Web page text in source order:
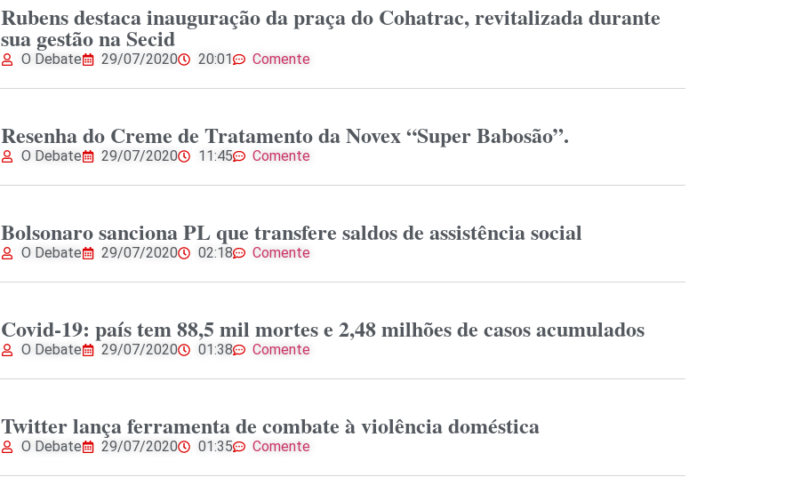
Rubens destaca inauguração da praça do Cohatrac, revitalizada durante
sua gestão na Secid
O Debate 29/07/2020 20:01 Comente
Resenha do Creme de Tratamento da Novex “Super Babosão”.
O Debate 29/07/2020 11:45 Comente
Bolsonaro sanciona PL que transfere saldos de assistência social
O Debate 29/07/2020 02:18 Comente
Covid-19: país tem 88,5 mil mortes e 2,48 milhões de casos acumulados
O Debate 29/07/2020 01:38 Comente
Twitter lança ferramenta de combate à violência doméstica
O Debate 29/07/2020 01:35 Comente